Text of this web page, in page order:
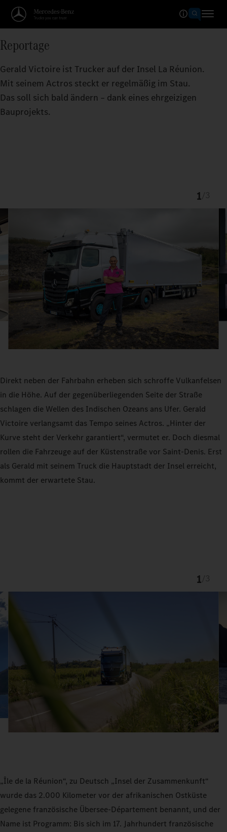
Reportage
Gerald Victoire ist Trucker auf der Insel La Réunion.
Mit seinem Actros steckt er regelmäßig im Stau.
Das soll sich bald ändern – dank eines ehrgeizigen
Bauprojekts.
1
Direkt neben der Fahrbahn erheben sich schroffe Vulkanfelsen
in die Höhe. Auf der gegenüberliegenden Seite der Straße
schlagen die Wellen des Indischen Ozeans ans Ufer. Gerald
Victoire verlangsamt das Tempo seines Actros. „Hinter der
Kurve steht der Verkehr garantiert“, vermutet er. Doch diesmal
rollen die Fahrzeuge auf der Küstenstraße vor Saint-Denis. Erst
als Gerald mit seinem Truck die Hauptstadt der Insel erreicht,
kommt der erwartete Stau.
1
„Île de la Réunion“, zu Deutsch „Insel der Zusammenkunft“
wurde das 2.000 Kilometer vor der afrikanischen Ostküste
gelegene französische Übersee-Département benannt, und der
Name ist Programm: Bis sich im 17. Jahrhundert französische